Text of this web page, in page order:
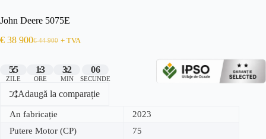
John Deere 5075E
€44 900
€ 38 900 + TVA
55
ZILE
13
ORE
32
MIN
06
SECUNDE
Adaugă la comparație
An fabricație
2023
Putere Motor (CP)
75